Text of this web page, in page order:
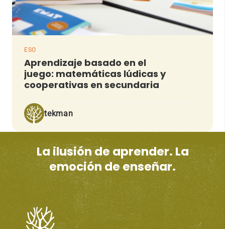
ESO
Aprendizaje basado en el
juego: matemáticas lúdicas y
cooperativas en secundaria
tekman
La ilusión de aprender. La
emoción de enseñar.